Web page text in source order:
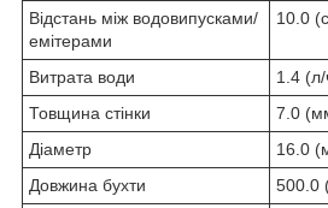
Відстань між водовипусками/
емітерами
10.0
Витрата води
1.4 (л/
Товщина стінки
7.0
Діаметр
16.0
Довжина бухти
500.0